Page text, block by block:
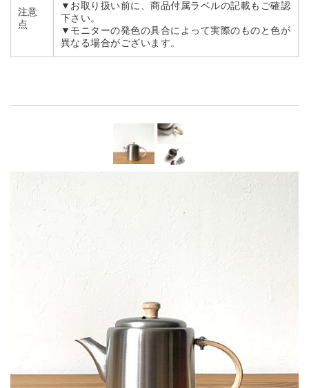
注意
点
▼お取り扱い前に、商品付属ラベルの記載もご確認
下さい。
▼モニターの発色の具合によって実際のものと色が
異なる場合がございます。